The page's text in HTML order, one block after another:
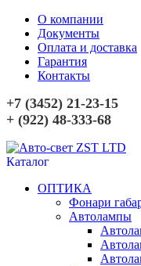
О компании
Документы
Оплата и доставка
Гарантия
Контакты
+7 (3452) 21-23-15
+ (922) 48-333-68
Каталог
ОПТИКА
Фонари
Автолампы